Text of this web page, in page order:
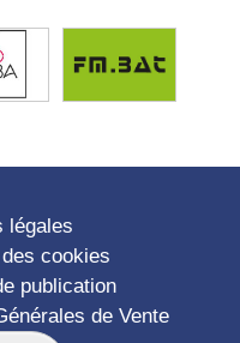
légales
cookies
publication
de Vente